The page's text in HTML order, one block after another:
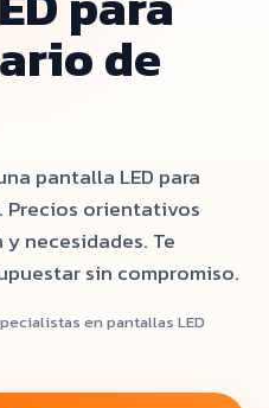
de
pantalla LED para
Precios orientativos
necesidades. Te
sin compromiso.
en pantallas LED